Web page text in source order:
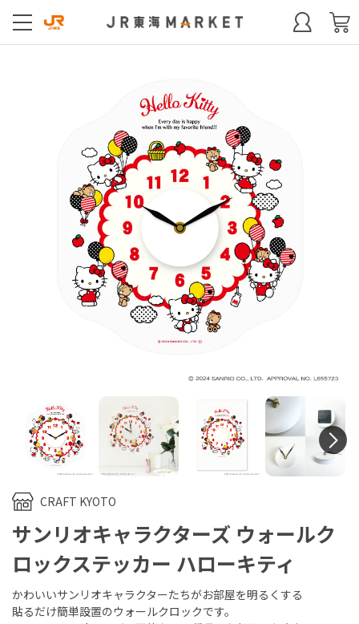
CRAFT KYOTO
サンリオキャラクターズ ウォールク
ロックステッカー ハローキティ
かわいいサンリオキャラクターたちがお部屋を明るくする
貼るだけ簡単設置のウォールクロックです。